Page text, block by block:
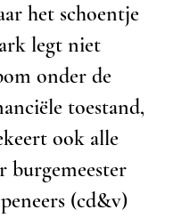
het schoentje
legt niet
onder de
toestand,
ook alle
burgemeester
(cd&v)